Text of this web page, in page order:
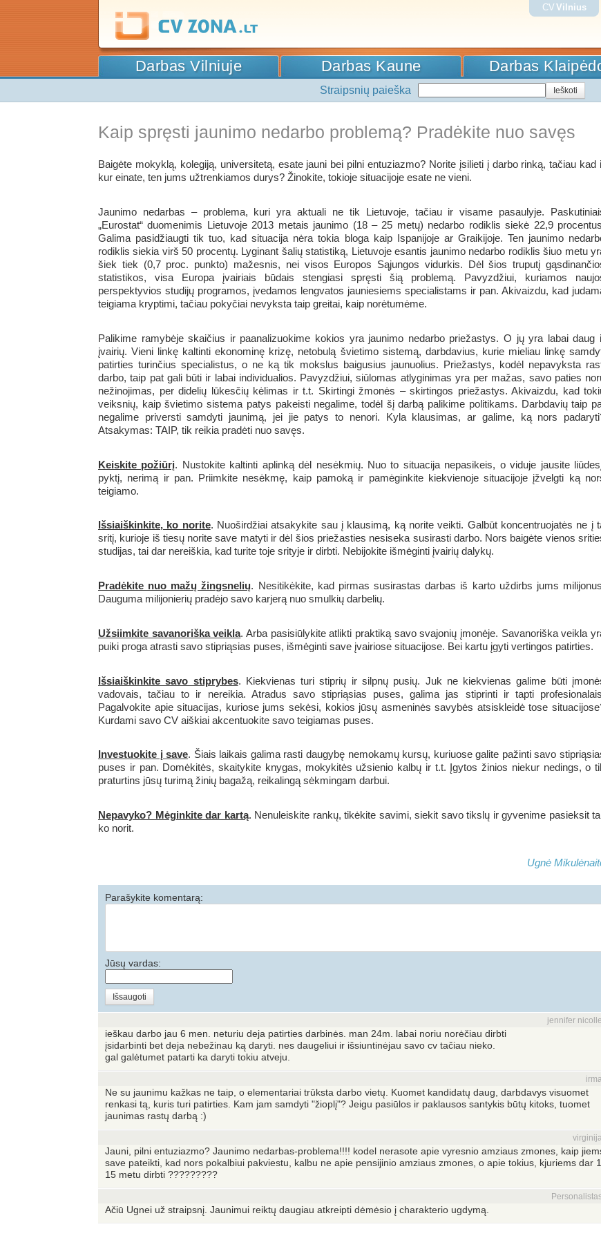
CV Vilnius
Darbas Vilniuje Darbas Kaune Darbas
Straipsnių paieška
Kaip spręsti jaunimo nedarbo problemą? Pradėkite nuo savęs
Baigėte mokyklą, kolegiją, universitetą, esate jauni bei pilni entuziazmo? Norite įsilieti į darbo rinką, tačiau kad
kur einate, ten jums užtrenkiamos durys? Žinokite, tokioje situacijoje esate ne vieni.
Jaunimo nedarbas – problema, kuri yra aktuali ne tik Lietuvoje, tačiau ir visame pasaulyje.
„Eurostat“ duomenimis Lietuvoje 2013 metais jaunimo (18 – 25 metų) nedarbo rodiklis siekė 22,9
Galima pasidžiaugti tik tuo, kad situacija nėra tokia bloga kaip Ispanijoje ar Graikijoje. Ten jaunimo
rodiklis siekia virš 50 procentų. Lyginant šalių statistiką, Lietuvoje esantis jaunimo nedarbo rodiklis šiuo metu
šiek tiek (0,7 proc. punkto) mažesnis, nei visos Europos Sąjungos vidurkis. Dėl šios truputį
statistikos, visa Europa įvairiais būdais stengiasi spręsti šią problemą. Pavyzdžiui, kuriamos
perspektyvios studijų programos, įvedamos lengvatos jauniesiems specialistams ir pan. Akivaizdu, kad
teigiama kryptimi, tačiau pokyčiai nevyksta taip greitai, kaip norėtumėme.
Palikime ramybėje skaičius ir paanalizuokime kokios yra jaunimo nedarbo priežastys. O jų yra labai daug
įvairių. Vieni linkę kaltinti ekonominę krizę, netobulą švietimo sistemą, darbdavius, kurie mieliau linkę
patirties turinčius specialistus, o ne ką tik mokslus baigusius jaunuolius. Priežastys, kodėl nepavyksta
darbo, taip pat gali būti ir labai individualios. Pavyzdžiui, siūlomas atlyginimas yra per mažas, savo paties
nežinojimas, per didelių lūkesčių kėlimas ir t.t. Skirtingi žmonės – skirtingos priežastys. Akivaizdu, kad
veiksnių, kaip švietimo sistema patys pakeisti negalime, todėl šį darbą palikime politikams. Darbdavių taip
negalime priversti samdyti jaunimą, jei jie patys to nenori. Kyla klausimas, ar galime, ką nors
Atsakymas: TAIP, tik reikia pradėti nuo savęs.
Keiskite požiūrį. Nustokite kaltinti aplinką dėl nesėkmių. Nuo to situacija nepasikeis, o viduje jausite
pyktį, nerimą ir pan. Priimkite nesėkmę, kaip pamoką ir pamėginkite kiekvienoje situacijoje įžvelgti ką
teigiamo.
Išsiaiškinkite, ko norite. Nuoširdžiai atsakykite sau į klausimą, ką norite veikti. Galbūt koncentruojatės ne į
sritį, kurioje iš tiesų norite save matyti ir dėl šios priežasties nesiseka susirasti darbo. Nors baigėte vienos
studijas, tai dar nereiškia, kad turite toje srityje ir dirbti. Nebijokite išmėginti įvairių dalykų.
Pradėkite nuo mažų žingsnelių. Nesitikėkite, kad pirmas susirastas darbas iš karto uždirbs jums
Dauguma milijonierių pradėjo savo karjerą nuo smulkių darbelių.
Užsiimkite savanoriška veikla. Arba pasisiūlykite atlikti praktiką savo svajonių įmonėje. Savanoriška veikla
puiki proga atrasti savo stipriąsias puses, išmėginti save įvairiose situacijose. Bei kartu įgyti vertingos patirties.
Išsiaiškinkite savo stiprybes. Kiekvienas turi stiprių ir silpnų pusių. Juk ne kiekvienas galime būti
vadovais, tačiau to ir nereikia. Atradus savo stipriąsias puses, galima jas stiprinti ir tapti
Pagalvokite apie situacijas, kuriose jums sekėsi, kokios jūsų asmeninės savybės atsiskleidė tose
Kurdami savo CV aiškiai akcentuokite savo teigiamas puses.
Investuokite į save. Šiais laikais galima rasti daugybę nemokamų kursų, kuriuose galite pažinti savo
puses ir pan. Domėkitės, skaitykite knygas, mokykitės užsienio kalbų ir t.t. Įgytos žinios niekur nedings, o
praturtins jūsų turimą žinių bagažą, reikalingą sėkmingam darbui.
Nepavyko? Mėginkite dar kartą. Nenuleiskite rankų, tikėkite savimi, siekit savo tikslų ir gyvenime pasieksit
ko norit.
Ugnė
Parašykite komentarą:
Jūsų vardas:
Išsaugoti
jennifer nicolle
ieškau darbo jau 6 men. neturiu deja patirties darbinės. man 24m. labai noriu norėčiau dirbti
įsidarbinti bet deja nebežinau ką daryti. nes daugeliui ir išsiuntinėjau savo cv tačiau nieko.
gal galėtumet patarti ka daryti tokiu atveju.
Ne su jaunimu kažkas ne taip, o elementariai trūksta darbo vietų. Kuomet kandidatų daug, darbdavys visuomet
renkasi tą, kuris turi patirties. Kam jam samdyti "žioplį"? Jeigu pasiūlos ir paklausos santykis būtų kitoks, tuomet
jaunimas rastų darbą :)
Jauni, pilni entuziazmo? Jaunimo nedarbas-problema!!!! kodel nerasote apie vyresnio amziaus zmones, kaip
save pateikti, kad nors pokalbiui pakviestu, kalbu ne apie pensijinio amziaus zmones, o apie tokius, kjuriems dar
15 metu dirbti ?????????
Ačiū Ugnei už straipsnį. Jaunimui reiktų daugiau atkreipti dėmėsio į charakterio ugdymą.